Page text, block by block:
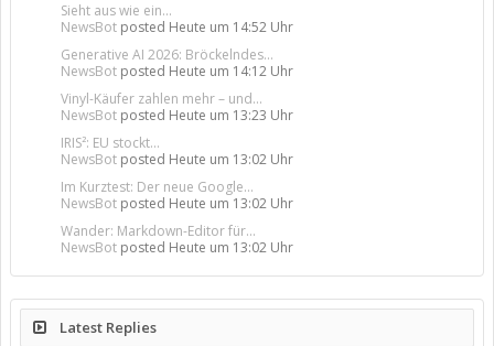
Sieht aus wie ein...
NewsBot posted Heute um 14:52 Uhr
Generative AI 2026: Bröckelndes...
NewsBot posted Heute um 14:12 Uhr
Vinyl-Käufer zahlen mehr – und...
NewsBot posted Heute um 13:23 Uhr
IRIS²: EU stockt...
NewsBot posted Heute um 13:02 Uhr
Im Kurztest: Der neue Google...
NewsBot posted Heute um 13:02 Uhr
Wander: Markdown-Editor für...
NewsBot posted Heute um 13:02 Uhr
Latest Replies